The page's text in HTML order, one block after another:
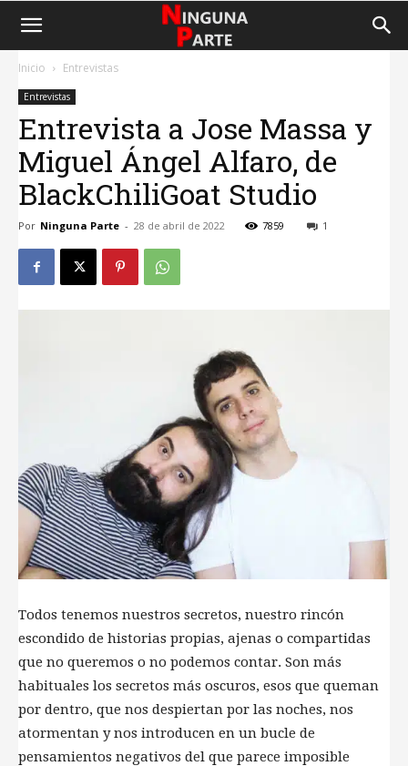
Inicio Entrevistas
Entrevistas
Entrevista a Jose Massa y
Miguel Ángel Alfaro, de
BlackChiliGoat Studio
Por Ninguna Parte - 28 de abril de 2022 7859 1
Todos tenemos nuestros secretos, nuestro rincón
escondido de historias propias, ajenas o compartidas
que no queremos o no podemos contar. Son más
habituales los secretos más oscuros, esos que queman
por dentro, que nos despiertan por las noches, nos
atormentan y nos introducen en un bucle de
pensamientos negativos del que parece imposible